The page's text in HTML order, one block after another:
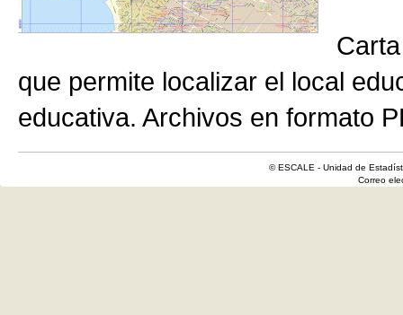
que permite localizar el local
educativa. Archivos en formato
© ESCALE - Unidad de
Correo